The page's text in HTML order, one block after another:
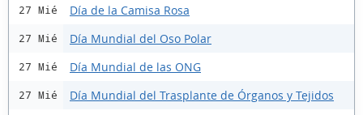
27 Mié Día de la Camisa Rosa
27 Mié Día Mundial del Oso Polar
27 Mié Día Mundial de las ONG
27 Mié Día Mundial del Trasplante de Órganos y Tejidos